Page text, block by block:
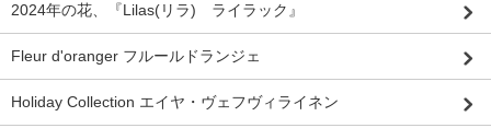
2024年の花、『Lilas(リラ) ライラック』
Fleur d'oranger フルールドランジェ
Holiday Collection エイヤ・ヴェフヴィライネン